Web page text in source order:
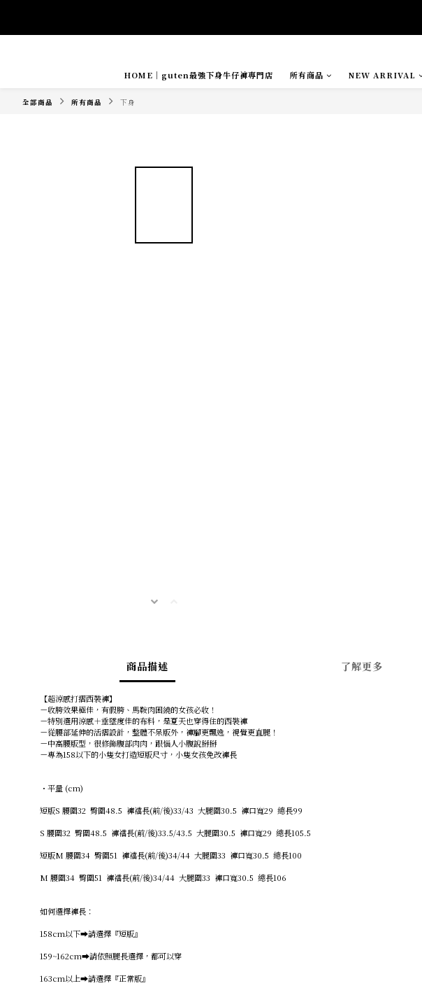
HOME｜guten最強下身牛仔褲專門店 所有商品 NEW ARRIVAL
全部商品 所有商品 下身
商品描述 了解更多
【超涼感打摺西裝褲】
－收胯效果極佳，有假胯、馬鞍肉困繞的女孩必收！
－特別選用涼感＋垂墜度佳的布料，是夏天也穿得住的西裝褲
－從腰部延伸的活摺設計，整體不呆版外，褲腳更飄逸，視覺更直腿！
－中高腰版型，很修飾腹部肉肉，跟惱人小腹說掰掰
－專為158以下的小隻女打造短版尺寸，小隻女孩免改褲長
・平量 (cm)
短版S 腰圍32 臀圍48.5 褲襠長(前/後)33/43 大腿圍30.5 褲口寬29 總長99
S 腰圍32 臀圍48.5 褲襠長(前/後)33.5/43.5 大腿圍30.5 褲口寬29 總長105.5
短版M 腰圍34 臀圍51 褲襠長(前/後)34/44 大腿圍33 褲口寬30.5 總長100
M 腰圍34 臀圍51 褲襠長(前/後)34/44 大腿圍33 褲口寬30.5 總長106
如何選擇褲長：
158cm以下➡️請選擇『短版』
159~162cm➡️請依照腿長選擇，都可以穿
163cm以上➡️請選擇『正常版』